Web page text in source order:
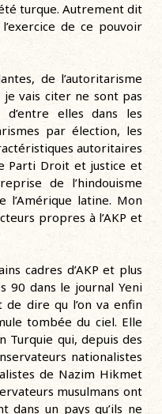
turque. Autrement dit
de ce pouvoir
de l’autoritarisme
je vais citer ne sont pas
elles dans les
par élection, les
autoritaires
Parti Droit et justice et
de l’hindouisme
l’Amérique latine. Mon
propres à l’AKP et
cadres d’AKP et plus
90 dans le journal Yeni
dire qu l’on va enfin
tombée du ciel. Elle
Turquie qui, depuis des
nationalistes
de Nazim Hikmet
musulmans ont
dans un pays qu’ils ne